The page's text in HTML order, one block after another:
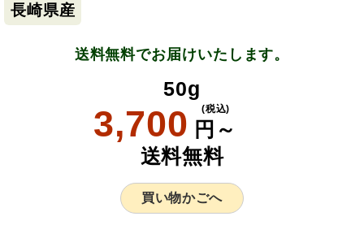
長崎県産
送料無料でお届けいたします。
50g
3,700 円～
(税込)
送料無料
買い物かごへ